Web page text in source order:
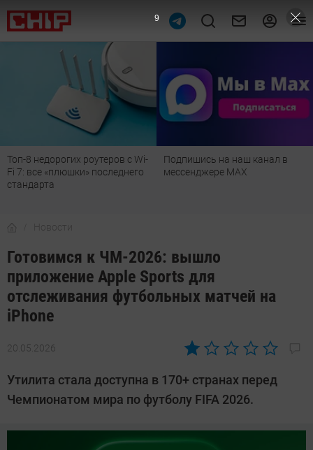
Топ-8 недорогих роутеров с Wi-
Fi 7: все «плюшки» последнего
стандарта
Подпишись на наш канал в
мессенджере МАХ
Новости
Готовимся к ЧМ-2026: вышло
приложение Apple Sports для
отслеживания футбольных матчей на
iPhone
20.05.2026
Автор:
Довлатова
Утилита стала доступна в 170+ странах перед
Чемпионатом мира по футболу FIFA 2026.
8